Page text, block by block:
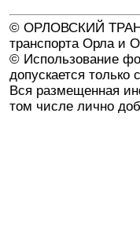
© ОРЛОВСКИЙ
транспорта Орла и
© Использование
допускается только
Вся размещенная
том числе лично